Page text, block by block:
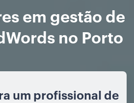
em gestão de
no Porto
um profissional de